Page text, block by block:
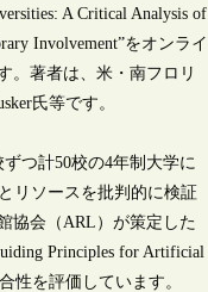
A Critical Analysis of
Involvement”をオンライ
。著者は、米・南フロリ
氏等です。
つ計50校の4年制大学に
リソースを批判的に検証
協会（ARL）が策定した
Principles for Artificial
性を評価しています。